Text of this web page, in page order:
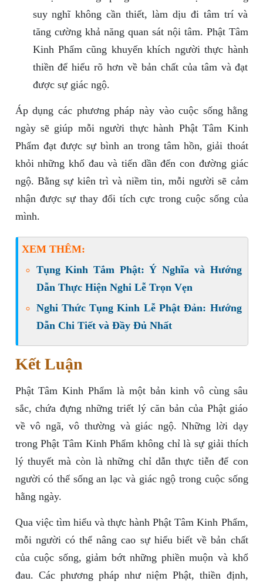
suy nghĩ không cần thiết, làm dịu đi tâm trí và
tăng cường khả năng quan sát nội tâm. Phật Tâm
Kinh Phẩm cũng khuyến khích người thực hành
thiền để hiểu rõ hơn về bản chất của tâm và đạt
được sự giác ngộ.
Áp dụng các phương pháp này vào cuộc sống hằng
ngày sẽ giúp mỗi người thực hành Phật Tâm Kinh
Phẩm đạt được sự bình an trong tâm hồn, giải thoát
khỏi những khổ đau và tiến dần đến con đường giác
ngộ. Bằng sự kiên trì và niềm tin, mỗi người sẽ cảm
nhận được sự thay đổi tích cực trong cuộc sống của
mình.
XEM THÊM:
Tụng Kinh Tắm Phật: Ý Nghĩa và Hướng
Dẫn Thực Hiện Nghi Lễ Trọn Vẹn
Nghi Thức Tụng Kinh Lễ Phật Đản: Hướng
Dẫn Chi Tiết và Đầy Đủ Nhất
Kết Luận
Phật Tâm Kinh Phẩm là một bản kinh vô cùng sâu
sắc, chứa đựng những triết lý căn bản của Phật giáo
về vô ngã, vô thường và giác ngộ. Những lời dạy
trong Phật Tâm Kinh Phẩm không chỉ là sự giải thích
lý thuyết mà còn là những chỉ dẫn thực tiễn để con
người có thể sống an lạc và giác ngộ trong cuộc sống
hằng ngày.
Qua việc tìm hiểu và thực hành Phật Tâm Kinh Phẩm,
mỗi người có thể nâng cao sự hiểu biết về bản chất
của cuộc sống, giảm bớt những phiền muộn và khổ
đau. Các phương pháp như niệm Phật, thiền định,